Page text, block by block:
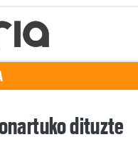
dituzte